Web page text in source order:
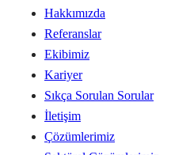
Hakkımızda
Referanslar
Ekibimiz
Kariyer
Sıkça Sorulan Sorular
İletişim
Çözümlerimiz